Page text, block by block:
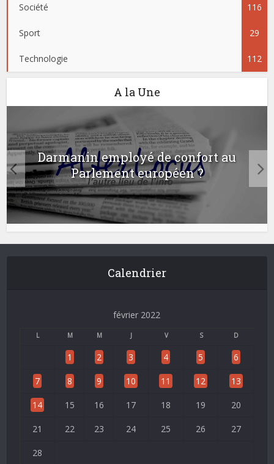
Société 116
Sport 29
Technologie 112
A la Une
Darmanin employé de confort au
Parlement européen ?
Calendrier
février 2022
L M M J V S D
1 2 3 4 5 6
7 8 9 10 11 12 13
14 15 16 17 18 19 20
21 22 23 24 25 26 27
28